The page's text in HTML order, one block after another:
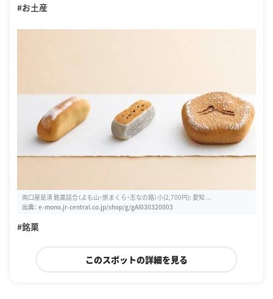
#お土産
両口屋是清 銘菓詰合（よも山・旅まくら・志なの路）小(2,700円): 愛知 ...
出典： e-mono.jr-central.co.jp/shop/g/gAI030320003
#銘菓
このスポットの詳細を見る